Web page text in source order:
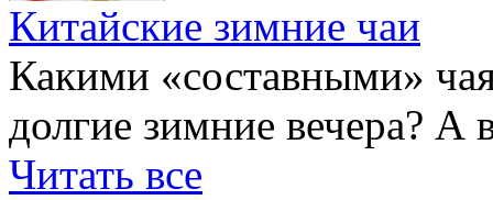
Китайские зимние чаи
Какими «составными»
долгие зимние вечера? А
Читать все